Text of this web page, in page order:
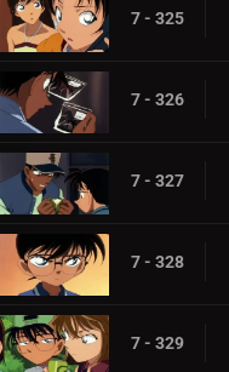
7 - 325
7 - 326
7 - 327
7 - 328
7 - 329